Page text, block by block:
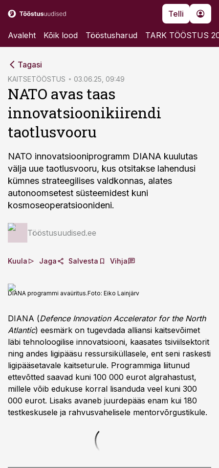
Telli
Avaleht Kõik lood Tööstusharud TARK TÖÖSTUS
Tagasi
KAITSETÖÖSTUS 03.06.25, 09:49
NATO avas taas
innovatsioonikiirendi
taotlusvooru
NATO innovatsiooniprogramm DIANA kuulutas
välja uue taotlusvooru, kus otsitakse lahendusi
kümnes strateegilises valdkonnas, alates
autonoomsetest süsteemidest kuni
kosmoseoperatsioonideni.
Tööstusuudised.ee
Kuula Jaga Salvesta Vihja
DIANA programmi avaüritus.Foto: Eiko Lainjärv
DIANA (Defence Innovation Accelerator for the North
Atlantic) eesmärk on tugevdada alliansi kaitsevõimet
läbi tehnoloogilise innovatsiooni, kaasates tsiviilsektorit
ning andes ligipääsu ressursiküllasele, ent seni raskesti
ligipääsetavale kaitseturule. Programmiga liitunud
ettevõtted saavad kuni 100 000 eurot algrahastust,
millele võib edukuse korral lisanduda veel kuni 300
000 eurot. Lisaks avaneb juurdepääs enam kui 180
testkeskusele ja rahvusvahelisele mentorvõrgustikule.